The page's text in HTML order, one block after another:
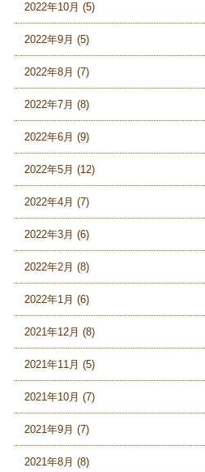
2022年10月 (5)
2022年9月 (5)
2022年8月 (7)
2022年7月 (8)
2022年6月 (9)
2022年5月 (12)
2022年4月 (7)
2022年3月 (6)
2022年2月 (8)
2022年1月 (6)
2021年12月 (8)
2021年11月 (5)
2021年10月 (7)
2021年9月 (7)
2021年8月 (8)